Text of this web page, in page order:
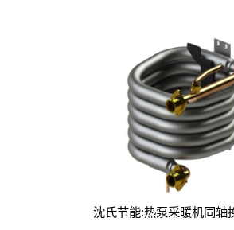
沈氏节能:热泵采暖机同轴